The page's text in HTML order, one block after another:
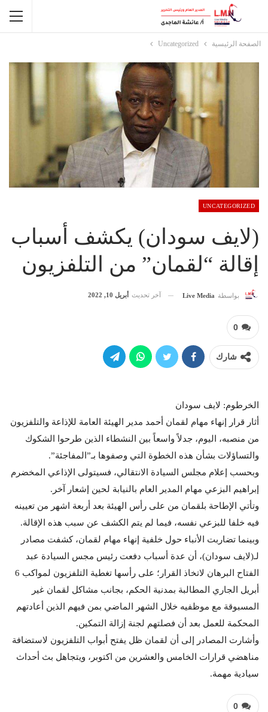
الصفحة الرئيسية Uncategorized
UNCATEGORIZED
(لايف سودان) يكشف أسباب
إقالة “لقمان” من التلفزيون
بواسطة Live Media آخر تحديث أبريل 10, 2022
0
شارك
الخرطوم: لايف سودان
أثار قرار إنهاء مهام لقمان أحمد مدير الهيئة العامة للإذاعة والتلفزيون
من منصبه، اليوم، جدلاً واسعاً بين النشطاء الذين طرحوا الشكوك
والتساؤلات بشأن هذه الخطوة التي وصفوها بـ”المفاجئة”.
وبحسب إعلام مجلس السيادة الانتقالي، فسيتولى الإذاعي المخضرم
إبراهيم البزعي مهام المدير العام بالنيابة لحين إشعار آخر.
وتأتي الإطاحة بلقمان من على رأس الهيئة بعد أربعة اشهر من تعيينه
فيه خلفا للبزعي نفسه، فيما لم يتم الكشف عن سبب هذه الإقالة.
وبينما تضاربت الأنباء حول خلفية إنهاء مهام لقمان، كشفت مصادر
لـ(لايف سودان)، أن عدة أسباب دفعت رئيس مجس السيادة عبد
الفتاح البرهان لاتخاذ القرار؛ على رأسها تغطية التلفزيون لمواكب 6
أبريل الجاري المطالبة بمدنية الحكم، بجانب مشاكل لقمان غير
المسبوقة مع موظفيه خلال الشهر الماضي بمن فيهم الذين أعادتهم
المحكمة للعمل بعد أن فصلتهم لجنة إزالة التمكين.
وأشارت المصادر إلى أن لقمان ظل يفتح أبواب التلفزيون لاستضافة
مناهضي قرارات الخامس والعشرين من اكتوبر، ويتجاهل بث أحداث
سيادية مهمة.
0